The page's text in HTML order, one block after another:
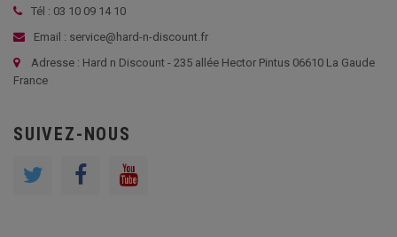
Tél : 03 10 09 14 10
Email : service@hard-n-discount.fr
Adresse : Hard n Discount - 235 allée Hector Pintus 06610 La Gaude
France
SUIVEZ-NOUS